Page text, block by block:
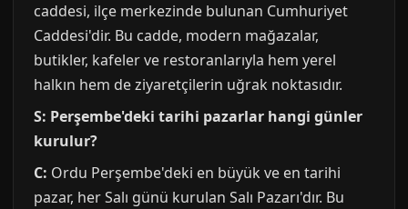
caddesi, ilçe merkezinde bulunan Cumhuriyet
Caddesi'dir. Bu cadde, modern mağazalar,
butikler, kafeler ve restoranlarıyla hem yerel
halkın hem de ziyaretçilerin uğrak noktasıdır.
S: Perşembe'deki tarihi pazarlar hangi günler
kurulur?
C: Ordu Perşembe'deki en büyük ve en tarihi
pazar, her Salı günü kurulan Salı Pazarı'dır. Bu